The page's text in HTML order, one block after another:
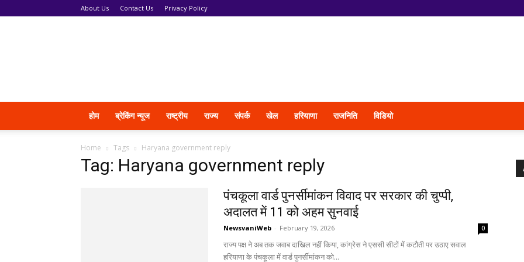
About Us Contact Us Privacy Policy
होम ब्रेकिंग न्यूज राष्ट्रीय राज्य संपर्क खेल हरियाणा राजनिति विडियो
Home Tags Haryana government reply
Tag: Haryana government reply
पंचकूला वार्ड पुनर्सीमांकन विवाद पर सरकार की चुप्पी,
अदालत में 11 को अहम सुनवाई
NewsvaniWeb - February 19, 2026 0
राज्य पक्ष ने अब तक जवाब दाखिल नहीं किया, कांग्रेस ने एससी सीटों में कटौती पर उठाए सवाल
हरियाणा के पंचकूला में वार्ड पुनर्सीमांकन को...